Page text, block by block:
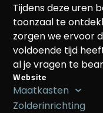
Tijdens deze uren
toonzaal te
zorgen we ervoor
voldoende tijd
al je vragen te
Website
Maatkasten
Zolderinrichting